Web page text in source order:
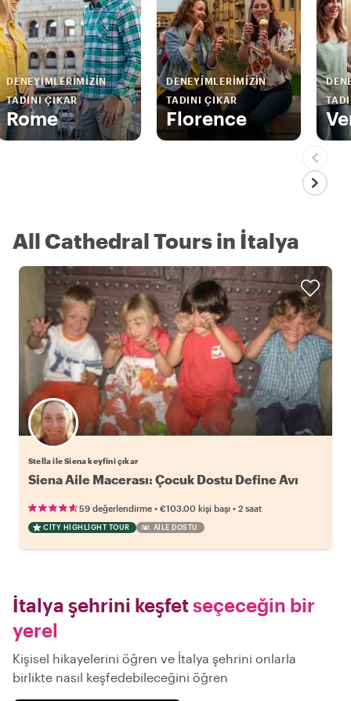
DENEYIMLERIMIZIN
TADINI ÇIKAR
Rome
DENEYIMLERIMIZIN
TADINI ÇIKAR
Florence
All Cathedral Tours in İtalya
Stella ile Siena keyfini çıkar
Siena Aile Macerası: Çocuk Dostu Define Avı
59 değerlendirme • €103.00 kişi başı • 2 saat
CITY HIGHLIGHT TOUR AILE DOSTU
İtalya şehrini keşfetseçeceğin bir
yerel
Kişisel hikayelerini öğren ve İtalya şehrini onlarla
birlikte nasıl keşfedebileceğini öğren